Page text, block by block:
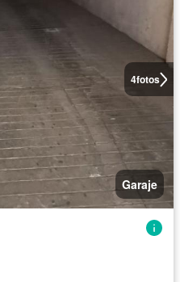
4fotos
Garaje